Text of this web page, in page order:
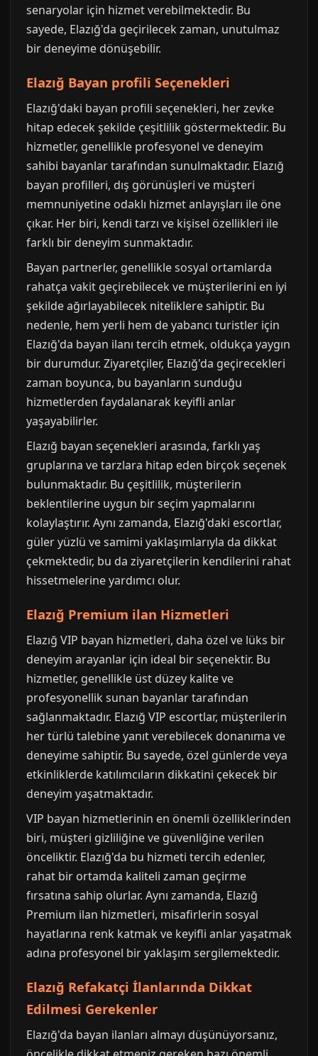
senaryolar için hizmet verebilmektedir. Bu
sayede, Elazığ'da geçirilecek zaman, unutulmaz
bir deneyime dönüşebilir.
Elazığ Bayan profili Seçenekleri
Elazığ'daki bayan profili seçenekleri, her zevke
hitap edecek şekilde çeşitlilik göstermektedir. Bu
hizmetler, genellikle profesyonel ve deneyim
sahibi bayanlar tarafından sunulmaktadır. Elazığ
bayan profilleri, dış görünüşleri ve müşteri
memnuniyetine odaklı hizmet anlayışları ile öne
çıkar. Her biri, kendi tarzı ve kişisel özellikleri ile
farklı bir deneyim sunmaktadır.
Bayan partnerler, genellikle sosyal ortamlarda
rahatça vakit geçirebilecek ve müşterilerini en iyi
şekilde ağırlayabilecek niteliklere sahiptir. Bu
nedenle, hem yerli hem de yabancı turistler için
Elazığ'da bayan ilanı tercih etmek, oldukça yaygın
bir durumdur. Ziyaretçiler, Elazığ'da geçirecekleri
zaman boyunca, bu bayanların sunduğu
hizmetlerden faydalanarak keyifli anlar
yaşayabilirler.
Elazığ bayan seçenekleri arasında, farklı yaş
gruplarına ve tarzlara hitap eden birçok seçenek
bulunmaktadır. Bu çeşitlilik, müşterilerin
beklentilerine uygun bir seçim yapmalarını
kolaylaştırır. Aynı zamanda, Elazığ'daki escortlar,
güler yüzlü ve samimi yaklaşımlarıyla da dikkat
çekmektedir, bu da ziyaretçilerin kendilerini rahat
hissetmelerine yardımcı olur.
Elazığ Premium ilan Hizmetleri
Elazığ VIP bayan hizmetleri, daha özel ve lüks bir
deneyim arayanlar için ideal bir seçenektir. Bu
hizmetler, genellikle üst düzey kalite ve
profesyonellik sunan bayanlar tarafından
sağlanmaktadır. Elazığ VIP escortlar, müşterilerin
her türlü talebine yanıt verebilecek donanıma ve
deneyime sahiptir. Bu sayede, özel günlerde veya
etkinliklerde katılımcıların dikkatini çekecek bir
deneyim yaşatmaktadır.
VIP bayan hizmetlerinin en önemli özelliklerinden
biri, müşteri gizliliğine ve güvenliğine verilen
önceliktir. Elazığ'da bu hizmeti tercih edenler,
rahat bir ortamda kaliteli zaman geçirme
fırsatına sahip olurlar. Aynı zamanda, Elazığ
Premium ilan hizmetleri, misafirlerin sosyal
hayatlarına renk katmak ve keyifli anlar yaşatmak
adına profesyonel bir yaklaşım sergilemektedir.
Elazığ Refakatçi İlanlarında Dikkat
Edilmesi Gerekenler
Elazığ'da bayan ilanları almayı düşünüyorsanız,